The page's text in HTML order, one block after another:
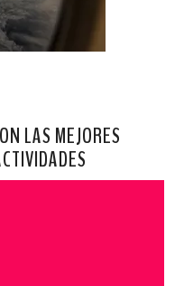
LAS MEJORES